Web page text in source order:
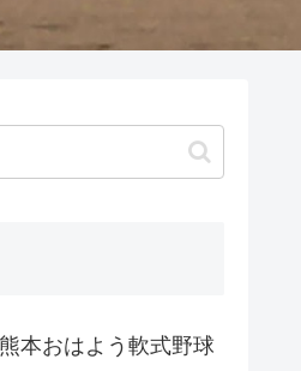
本おはよう軟式野球